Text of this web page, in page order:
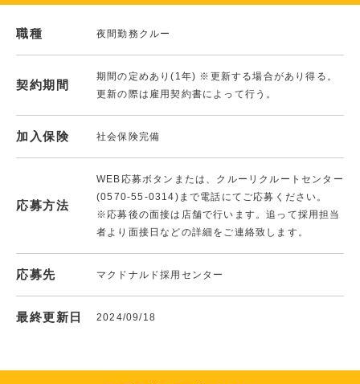
職種 夜間勤務クルー
契約期間
期間の定めあり(1年) ※更新する場合があり得る。
更新の際は雇用契約書によって行う。
加入保険 社会保険完備
応募方法
WEB応募ボタンまたは、クルーリクルートセンター
(0570-55-0314)まで電話にてご応募ください。
※応募後の面接は店舗で行います。追って採用担当
者より面接日などの詳細をご連絡致します。
応募先 マクドナルド採用センター
最終更新日 2024/09/18